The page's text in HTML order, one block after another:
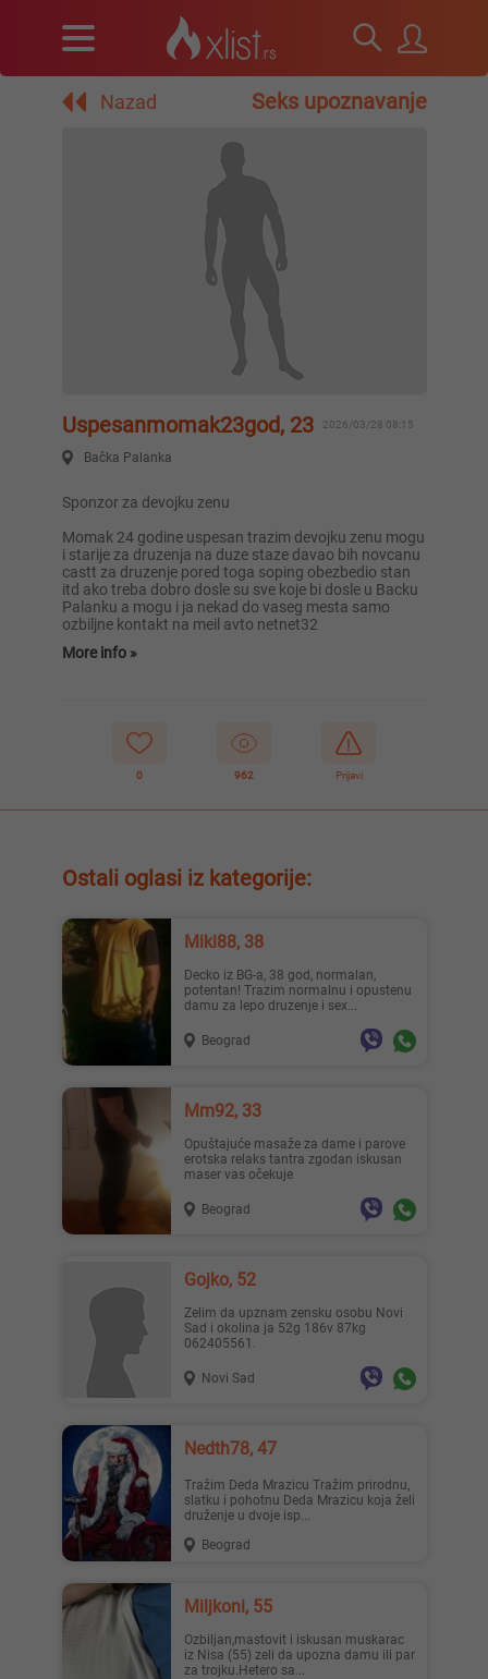
Nazad Seks upoznavanje
Uspesanmomak23god, 23 2026/03/28 08:15
Bačka Palanka
Sponzor za devojku zenu
Momak 24 godine uspesan trazim devojku zenu mogu
i starije za druzenja na duze staze davao bih novcanu
castt za druzenje pored toga soping obezbedio stan
itd ako treba dobro dosle su sve koje bi dosle u Backu
Palanku a mogu i ja nekad do vaseg mesta samo
ozbiljne kontakt na meil avto netnet32
More info »
0 962 Prijavi
Ostali oglasi iz kategorije:
Miki88, 38
Decko iz BG-a, 38 god, normalan,
potentan! Trazim normalnu i opustenu
damu za lepo druzenje i sex...
Beograd
Mm92, 33
Opuštajuće masaže za dame i parove
erotska relaks tantra zgodan iskusan
maser vas očekuje
Beograd
Gojko, 52
Zelim da upznam zensku osobu Novi
Sad i okolina ja 52g 186v 87kg
062405561.
Novi Sad
Nedth78, 47
Tražim Deda Mrazicu Tražim prirodnu,
slatku i pohotnu Deda Mrazicu koja želi
druženje u dvoje isp...
Beograd
Miljkoni, 55
Ozbiljan,mastovit i iskusan muskarac
iz Nisa (55) zeli da upozna damu ili par
za trojku.Hetero sa...